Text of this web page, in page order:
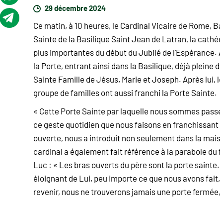
29 décembre 2024
Ce matin, à 10 heures, le Cardinal Vicaire de Rome,
Sainte de la Basilique Saint Jean de Latran, la
plus importantes du début du Jubilé de
la Porte, entrant ainsi dans la Basilique, déjà pleine
Sainte Famille de Jésus, Marie et Joseph. Après
groupe de familles ont aussi franchi la Porte Sainte.
« Cette Porte Sainte par laquelle nous sommes
ce geste quotidien que nous faisons en
ouverte, nous a introduit non seulement dans la
cardinal a également fait référence à la parabole
Luc : « Les bras ouverts du père sont la porte
éloignant de Lui, peu importe ce que nous avons
revenir, nous ne trouverons jamais une porte